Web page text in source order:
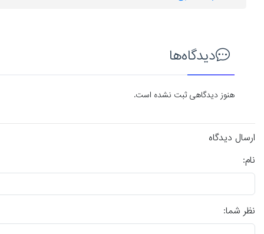
دیدگاه‌ها
هنوز دیدگاهی ثبت نشده است.
ارسال دیدگاه
نام:
نظر شما: